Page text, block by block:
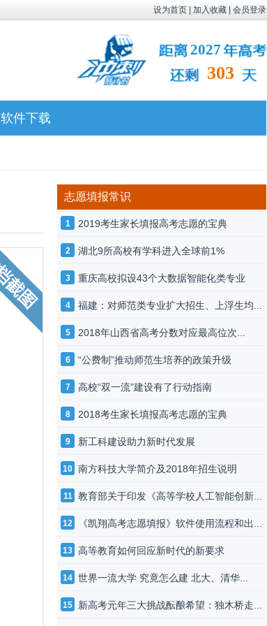
设为首页 加入收藏 会员登录
2027
303
软件下载
志愿填报常识
1 2019考生家长填报高考志愿的宝典
2 湖北9所高校有学科进入全球前1%
3 重庆高校拟设43个大数据智能化类专业
4 福建：对师范类专业扩大招生、上浮生均...
5 2018年山西省高考分数对应最高位次...
6 “公费制”推动师范生培养的政策升级
7 高校“双一流”建设有了行动指南
8 2018考生家长填报高考志愿的宝典
9 新工科建设助力新时代发展
10 南方科技大学简介及2018年招生说明
11 教育部关于印发《高等学校人工智能创新...
12 《凯翔高考志愿填报》软件使用流程和出...
13 高等教育如何回应新时代的新要求
14 世界一流大学 究竟怎么建 北大、清华...
15 新高考元年三大挑战酝酿希望：独木桥走...